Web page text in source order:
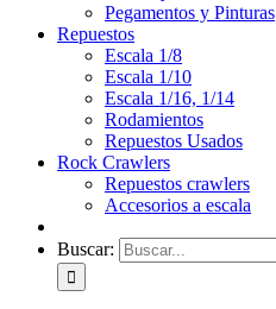
Pegamentos y Pinturas
Repuestos
Escala 1/8
Escala 1/10
Escala 1/16, 1/14
Rodamientos
Repuestos Usados
Rock Crawlers
Repuestos crawlers
Accesorios a escala
Buscar: